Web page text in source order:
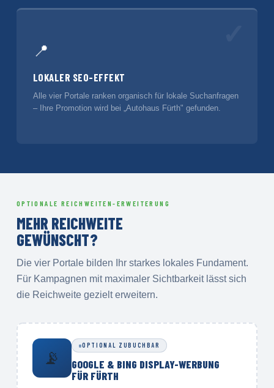
📍
LOKALER SEO-EFFEKT
Alle vier Portale ranken organisch für lokale Suchanfragen
– Ihre Promotion wird bei „Autohaus Fürth" gefunden.
OPTIONALE REICHWEITEN-ERWEITERUNG
MEHR REICHWEITE
GEWÜNSCHT?
Die vier Portale bilden Ihr starkes lokales Fundament.
Für Kampagnen mit maximaler Sichtbarkeit lässt sich
die Reichweite gezielt erweitern.
📡
OPTIONAL ZUBUCHBAR
GOOGLE & BING DISPLAY-WERBUNG
FÜR FÜRTH